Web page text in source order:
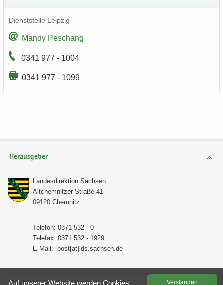
Dienst­stel­le Leip­zig
Mandy Peschang
0341 977 - 1004
0341 977 - 1099
Herausgeber
Lan­des­di­rek­ti­on Sach­sen
Alt­chem­nit­zer Stra­ße 41
09120 Chem­nitz
Te­le­fon: 0371 532 - 0
Te­le­fax: 0371 532 - 1929
E-​Mail: post[at]lds.sach­sen.de
Service Ver­stan­den
Auf un­se­rer Web­site wer­den Coo­kies